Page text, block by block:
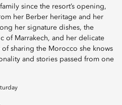
since the resort’s opening,
her Berber heritage and her
her signature dishes, the
of Marrakech, and her delicate
of sharing the Morocco she knows
and stories passed from one